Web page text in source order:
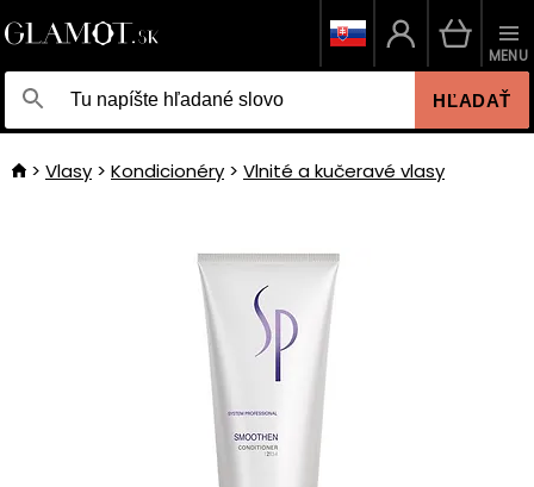
HĽADAŤ
MENU
Vlasy Kondicionéry Vlnité a kučeravé vlasy